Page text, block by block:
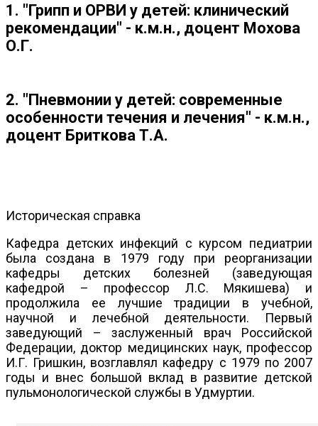
1. "Грипп и ОРВИ у детей: клинический
рекомендации" - к.м.н., доцент Мохова
О.Г.
2. "Пневмонии у детей: современные
особенности течения и лечения" - к.м.н.,
доцент Бриткова Т.А.
Историческая справка
Кафедра детских инфекций с курсом педиатрии
была создана в 1979 году при реорганизации
кафедры детских болезней (заведующая
кафедрой – профессор Л.С. Мякишева) и
продолжила ее лучшие традиции в учебной,
научной и лечебной деятельности. Первый
заведующий – заслуженный врач Российской
Федерации, доктор медицинских наук, профессор
И.Г. Гришкин, возглавлял кафедру с 1979 по 2007
годы и внес большой вклад в развитие детской
пульмонологической службы в Удмуртии.